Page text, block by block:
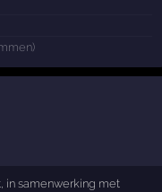
in samenwerking met